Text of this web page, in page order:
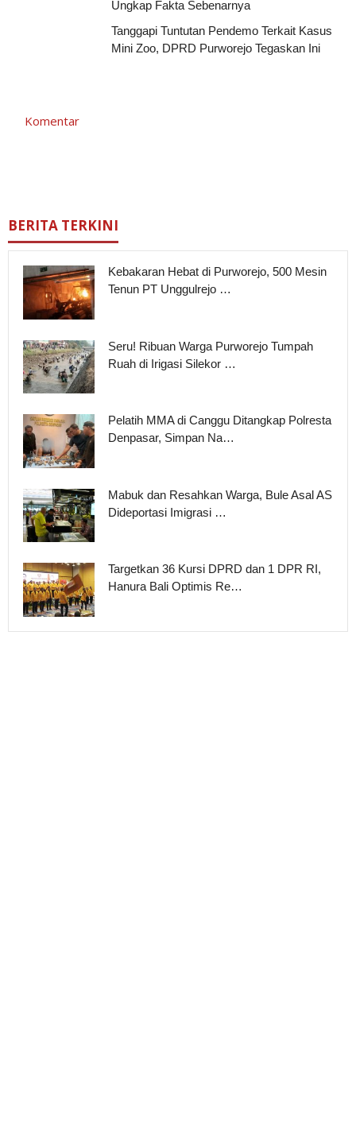
Ungkap Fakta Sebenarnya
Tanggapi Tuntutan Pendemo Terkait Kasus
Mini Zoo, DPRD Purworejo Tegaskan Ini
Komentar
BERITA TERKINI
Kebakaran Hebat di Purworejo, 500 Mesin
Tenun PT Unggulrejo …
Seru! Ribuan Warga Purworejo Tumpah
Ruah di Irigasi Silekor …
Pelatih MMA di Canggu Ditangkap Polresta
Denpasar, Simpan Na…
Mabuk dan Resahkan Warga, Bule Asal AS
Dideportasi Imigrasi …
Targetkan 36 Kursi DPRD dan 1 DPR RI,
Hanura Bali Optimis Re…